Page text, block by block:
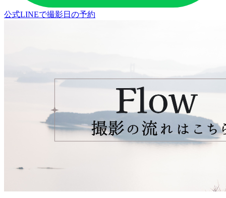
公式LINEで撮影日の予約